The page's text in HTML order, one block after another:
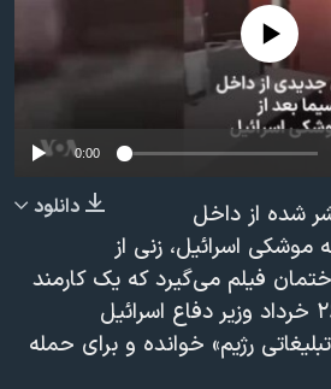
۲۰۲۴
اسرائیل
360p
480p
720p
1080p
No media source
0:00
دانلود
شده از داخل
اسرائیل، زنی از
فیلم می‌گیرد که یک کارمند
او را سرزنش می‌کند. ۲۶ خرداد وزیر دفاع اسرائیل
رژیم» خوانده و برای حمله